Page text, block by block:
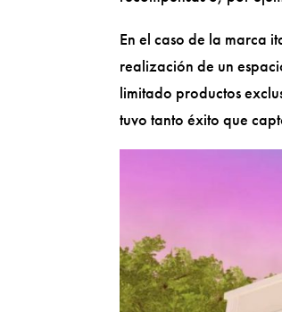
En el caso de la marca
realización de un
limitado productos
tuvo tanto éxito que